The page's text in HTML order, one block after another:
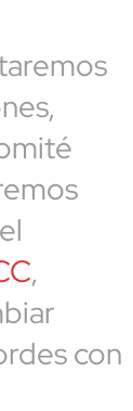
,
con